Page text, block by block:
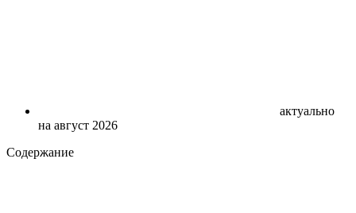
актуально
на август 2026
Содержание